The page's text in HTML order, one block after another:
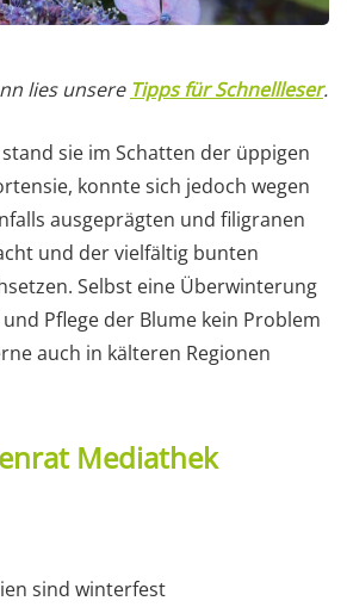
lies unsere Tipps für Schnellleser.
sie im Schatten der üppigen
konnte sich jedoch wegen
ausgeprägten und filigranen
und der vielfältig bunten
Selbst eine Überwinterung
Pflege der Blume kein Problem
auch in kälteren Regionen
Mediathek
sind winterfest